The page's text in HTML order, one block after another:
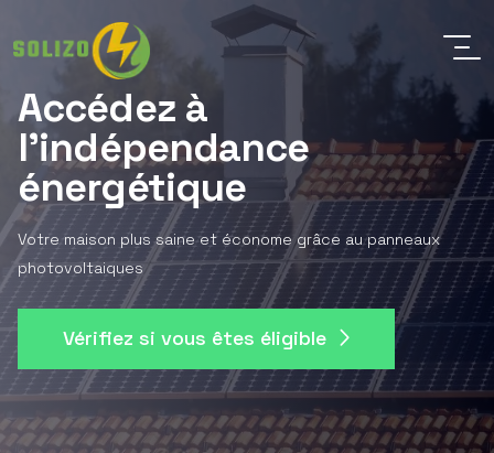
Accédez à
l'indépendance
énergétique
Votre maison plus saine et économe grâce au panneaux
photovoltaiques
Vérifiez si vous êtes éligible